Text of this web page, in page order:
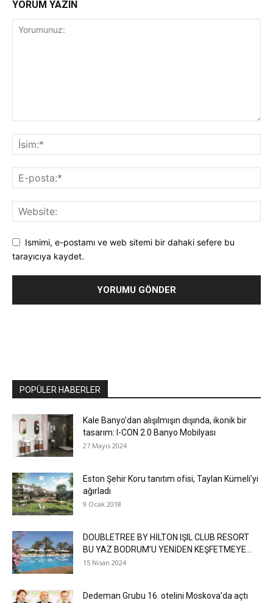
YORUM YAZIN
Ismimi, e-postamı ve web sitemi bir dahaki sefere bu
tarayıcıya kaydet.
POPÜLER HABERLER
Kale Banyo’dan alışılmışın dışında, ikonik bir
tasarım: I-CON 2.0 Banyo Mobilyası
27 Mayıs 2024
Eston Şehir Koru tanıtım ofisi, Taylan Kümeli’yi
ağırladı
9 Ocak 2018
DOUBLETREE BY HİLTON IŞIL CLUB RESORT
BU YAZ BODRUM’U YENİDEN KEŞFETMEYE...
15 Nisan 2024
Dedeman Grubu 16. otelini Moskova’da açtı